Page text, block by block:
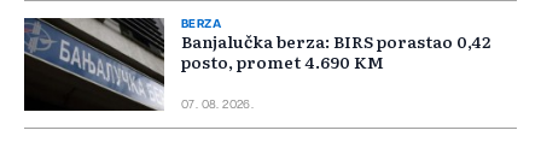
BERZA
Banjalučka berza: BIRS porastao 0,42
posto, promet 4.690 KM
07. 08. 2026.